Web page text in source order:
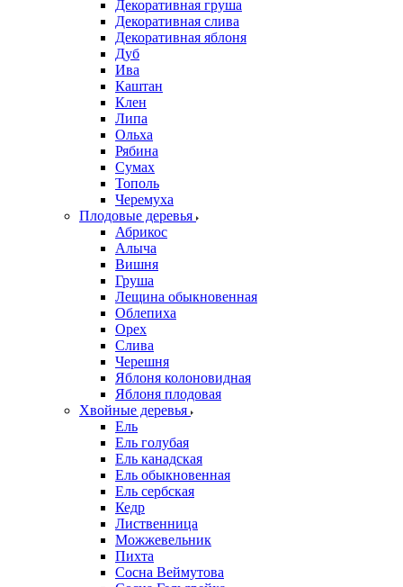
Декоративная груша
Декоративная слива
Декоративная яблоня
Дуб
Ива
Каштан
Клен
Липа
Ольха
Рябина
Сумах
Тополь
Черемуха
Плодовые деревья
Абрикос
Алыча
Вишня
Груша
Лещина обыкновенная
Облепиха
Орех
Слива
Черешня
Яблоня колоновидная
Яблоня плодовая
Хвойные деревья
Ель
Ель голубая
Ель канадская
Ель обыкновенная
Ель сербская
Кедр
Лиственница
Можжевельник
Пихта
Сосна Веймутова